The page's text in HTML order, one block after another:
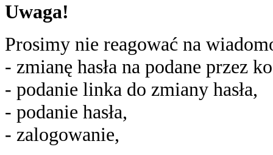
Uwaga!
Prosimy nie reagować na
- zmianę hasła na podane przez
- podanie linka do zmiany hasła,
- podanie hasła,
- zalogowanie,